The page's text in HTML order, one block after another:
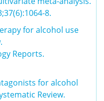
8.
for alcohol use
Reports.
for alcohol
Review.